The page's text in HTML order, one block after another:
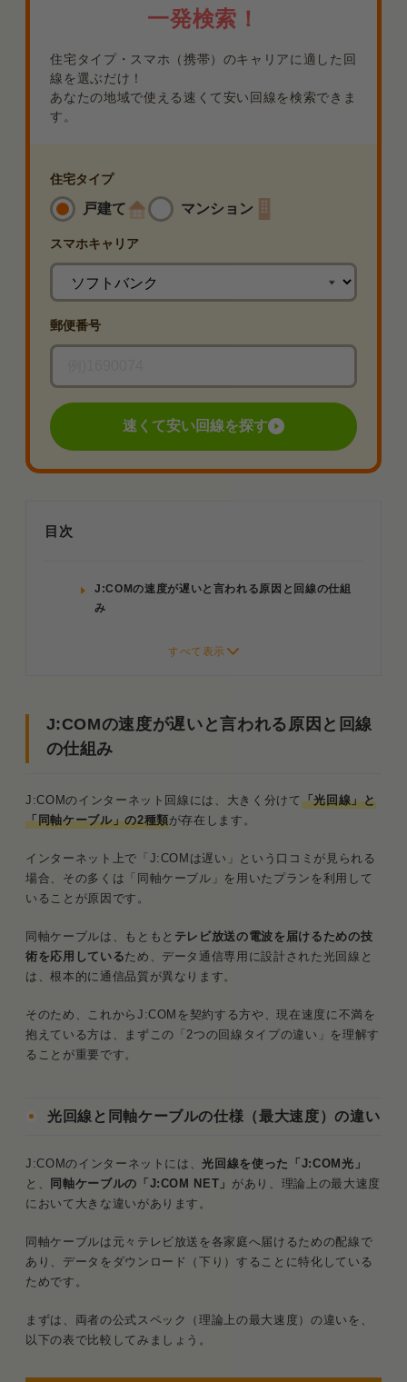
一発検索！
住宅タイプ・スマホ（携帯）のキャリアに適した回
線を選ぶだけ！
あなたの地域で使える速くて安い回線を検索できま
す。
住宅タイプ
戸建て マンション
スマホキャリア
郵便番号
速くて安い回線を探す
目次
J:COMの速度が遅いと言われる原因と回線の仕組
み
マンション契約前に必須となるJ:COM回線タイプ
公式サイトのエリア検索を用いた提供プラン
の判定方法
導入済みの同軸ケーブル回線を少しでも速くする改
善策
改善策1：最新規格Wi-Fiルーターへの交換
改善策2：5GHz帯への接続変更とメッシュ
Wi-Fiの活用
マンションタイプの速度・料金比較
J:COMからの乗り換え先はスマホキャリア
J:COMの速度に関するよくある質問と回答
も快適ですか？
J:COMの速度が遅いと言われる原因と回線
の仕組み
J:COMのインターネット回線には、大きく分けて「光回線」と
「同軸ケーブル」の2種類が存在します。
インターネット上で「J:COMは遅い」という口コミが見られる
場合、その多くは「同軸ケーブル」を用いたプランを利用して
いることが原因です。
同軸ケーブルは、もともと テレビ放送の電波を届けるための技
術を応用しているため、データ通信専用に設計された光回線と
は、根本的に通信品質が異なります。
そのため、これからJ:COMを契約する方や、現在速度に不満を
抱えている方は、まずこの「2つの回線タイプの違い」を理解す
ることが重要です。
光回線と同軸ケーブルの仕様（最大速度）の違い
J:COMのインターネットには、光回線を使った「J:COM光」
と、
同軸ケーブルの「J:COM NET」 があり、理論上の最大速度
において大きな違いがあります。
同軸ケーブルは元々テレビ放送を各家庭へ届けるための配線で
あり、データをダウンロード（下り）することに特化している
ためです。
まずは、両者の公式スペック（理論上の最大速度）の違いを、
以下の表で比較してみましょう。